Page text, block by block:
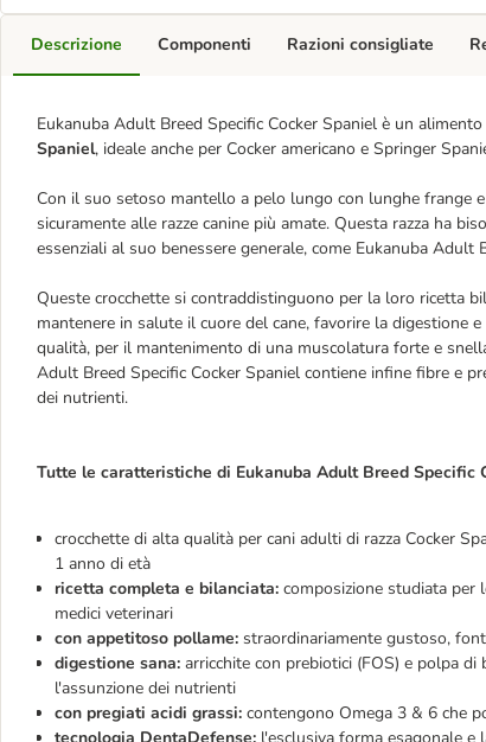
Descrizione
Eukanuba Adult Breed Specific Cocker Spaniel è un
Spaniel, ideale anche per Cocker americano e Springer
Con il suo setoso mantello a pelo lungo con lunghe frange
sicuramente alle razze canine più amate. Questa razza ha
essenziali al suo benessere generale, come Eukanuba Adult
Queste crocchette si contraddistinguono per la loro ricetta
mantenere in salute il cuore del cane, favorire la digestione
qualità, per il mantenimento di una muscolatura forte e
Adult Breed Specific Cocker Spaniel contiene infine fibre e
dei nutrienti.
Tutte le caratteristiche di Eukanuba Adult Breed Specific
crocchette di alta qualità per cani adulti di razza Cocker
1 anno di età
ricetta completa e bilanciata: composizione studiata per
medici veterinari
con appetitoso pollame: straordinariamente gustoso,
digestione sana: arricchite con prebiotici (FOS) e polpa
l'assunzione dei nutrienti
con pregiati acidi grassi: contengono Omega 3 & 6 che
Componenti Razioni consigliate